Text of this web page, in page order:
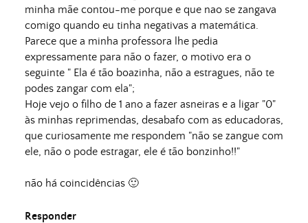
minha mãe contou-me porque e que nao se zangava
comigo quando eu tinha negativas a matemática.
Parece que a minha professora lhe pedia
expressamente para não o fazer, o motivo era o
seguinte " Ela é tão boazinha, não a estragues, não te
podes zangar com ela";
Hoje vejo o filho de 1 ano a fazer asneiras e a ligar "0"
às minhas reprimendas, desabafo com as educadoras,
que curiosamente me respondem "não se zangue com
ele, não o pode estragar, ele é tão bonzinho!!"
não há coincidências 🙂
Responder